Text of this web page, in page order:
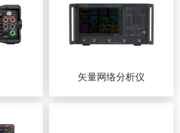
矢量网络分析仪